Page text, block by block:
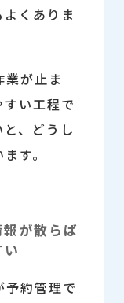
くありま
が止ま
い工程で
、どうし
す。
が散らば
予約管理で